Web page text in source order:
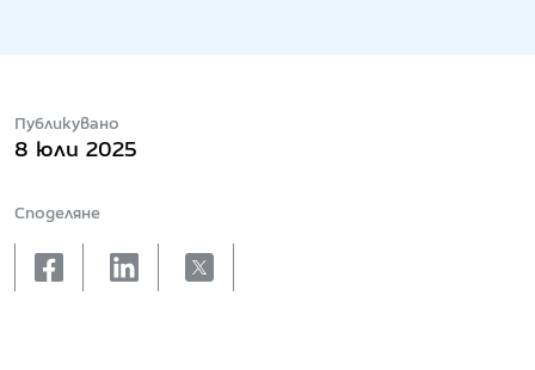
Публикувано
8 юли 2025
Споделяне
facebooklinkedinX